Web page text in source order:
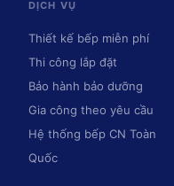
DỊCH VỤ
Thiết kế bếp miễn phí
Thi công lắp đặt
Bảo hành bảo dưỡng
Gia công theo yêu cầu
Hệ thống bếp CN Toàn
Quốc